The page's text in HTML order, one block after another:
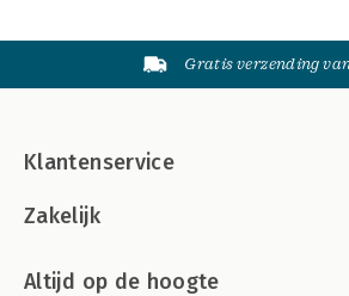
Gratis verzending
Klantenservice
Zakelijk
Altijd op de hoogte